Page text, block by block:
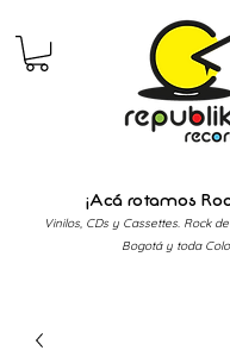
¡Acá rotamos
Vinilos, CDs y Cassettes. Rock
Bogotá y toda